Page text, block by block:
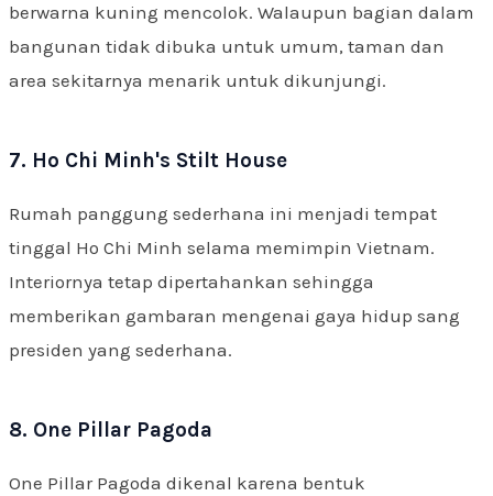
berwarna kuning mencolok. Walaupun bagian dalam
bangunan tidak dibuka untuk umum, taman dan
area sekitarnya menarik untuk dikunjungi.
7. Ho Chi Minh's Stilt House
Rumah panggung sederhana ini menjadi tempat
tinggal Ho Chi Minh selama memimpin Vietnam.
Interiornya tetap dipertahankan sehingga
memberikan gambaran mengenai gaya hidup sang
presiden yang sederhana.
8. One Pillar Pagoda
One Pillar Pagoda dikenal karena bentuk